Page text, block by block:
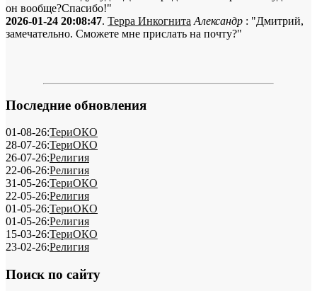
он вообще?Спасибо!"
2026-01-24 20:08:47. Терра Инкогнита Александр : "Дмитрий,
замечательно. Сможете мне прислать на почту?"
Последние обновления
01-08-26:ТериОКО
28-07-26:ТериОКО
26-07-26:Религия
22-06-26:Религия
31-05-26:ТериОКО
22-05-26:Религия
01-05-26:ТериОКО
01-05-26:Религия
15-03-26:ТериОКО
23-02-26:Религия
Поиск по сайту